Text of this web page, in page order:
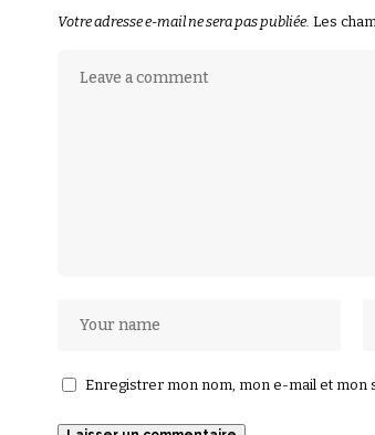
Votre adresse e-mail ne sera pas publiée. Les
Enregistrer mon nom, mon e-mail et mon